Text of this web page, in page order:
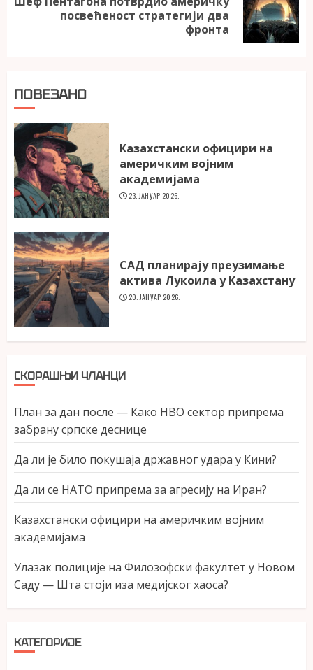
Next
посвећеност стратегији два
фронта
ПОВЕЗАНО
Казахстански официри на
америчким војним
академијама
23. ЈАНУАР 2026.
САД планирају преузимање
актива Лукоила у Казахстану
20. ЈАНУАР 2026.
СКОРАШЊИ ЧЛАНЦИ
План за дан после — Како НВО сектор припрема
забрану српске деснице
Да ли је било покушаја државног удара у Кини?
Да ли се НАТО припрема за агресију на Иран?
Казахстански официри на америчким војним
академијама
Улазак полиције на Филозофски факултет у Новом
Саду — Шта стоји иза медијског хаоса?
КАТЕГОРИЈЕ